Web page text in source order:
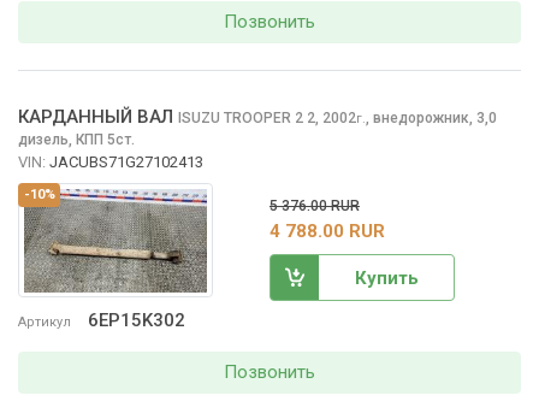
Позвонить
-10%
Артикул 6EP15K302
КАРДАННЫЙ ВАЛ ISUZU TROOPER 2 2, 2002г., внедорожник, 3,0
дизель, КПП 5ст.
VIN: JACUBS71G27102413
5 376.00 RUR
4 788.00 RUR
Купить
Позвонить